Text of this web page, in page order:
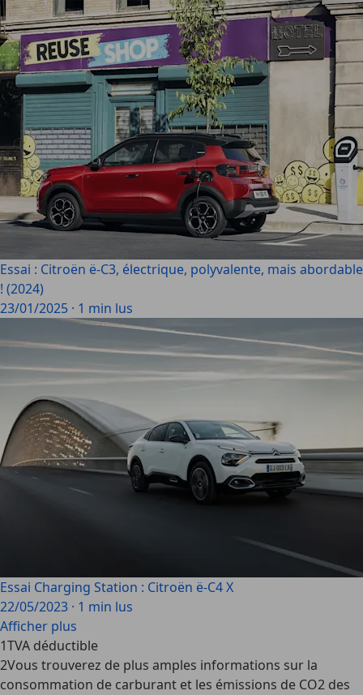
Essai : Citroën ë-C3, électrique, polyvalente, mais abordable
! (2024)
23/01/2025 · 1 min lus
Essai Charging Station : Citroën ë-C4 X
22/05/2023 · 1 min lus
Afficher plus
1TVA déductible
2Vous trouverez de plus amples informations sur la
consommation de carburant et les émissions de CO2 des